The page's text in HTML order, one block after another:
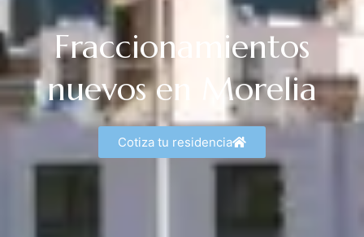
Fraccionamientos
nuevos en Morelia
Cotiza tu residencia